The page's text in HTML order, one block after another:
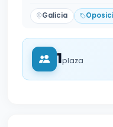
Galicia
1plaza